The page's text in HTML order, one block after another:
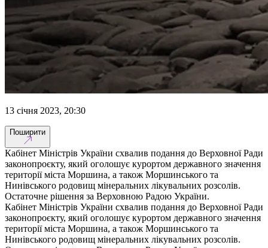
13 січня 2023, 20:30
Поширити
Кабінет Міністрів України схвалив подання до Верховної Ради
законопроєкту, який оголошує курортом державного значення
території міста Моршина, а також Моршинського та
Нинівського родовищ мінеральних лікувальних розсолів.
Остаточне рішення за Верховною Радою України.
Кабінет Міністрів України схвалив подання до Верховної Ради
законопроєкту, який оголошує курортом державного значення
території міста Моршина, а також Моршинського та
Нинівського родовищ мінеральних лікувальних розсолів.